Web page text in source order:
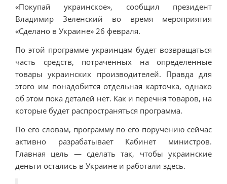
«Покупай украинское», сообщил президент
Владимир Зеленский во время мероприятия
«Сделано в Украине» 26 февраля.
По этой программе украинцам будет возвращаться
часть средств, потраченных на определенные
товары украинских производителей. Правда для
этого им понадобится отдельная карточка, однако
об этом пока деталей нет. Как и перечня товаров, на
которые будет распространяться программа.
По его словам, программу по его поручению сейчас
активно разрабатывает Кабинет министров.
Главная цель — сделать так, чтобы украинские
деньги остались в Украине и работали здесь.